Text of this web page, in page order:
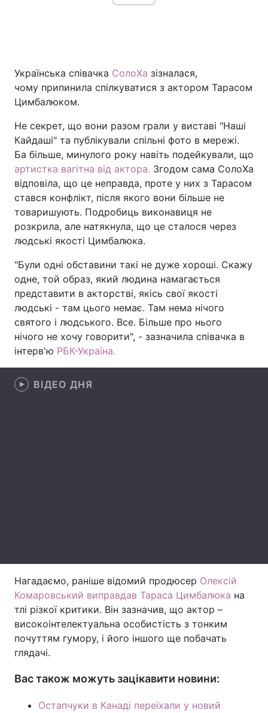
Головна
Україна
Економіка Світ
Спорт Наука
Техно і зв'язок Лайт
Зброя Інциденти
Здоров'я
Цікавинки Погода
Екологія Регіони
Лонгріди
Відео з Youtube
Інтерв'ю
Тема оформлення
Українська співачка СолоХа зізналася,
чому припинила спілкуватися з актором Тарасом
Цимбалюком.
Не секрет, що вони разом грали у виставі "Наші
Кайдаші" та публікували спільні фото в мережі.
Ба більше, минулого року навіть подейкували, що
артистка вагітна від актора. Згодом сама СолоХа
відповіла, що це неправда, проте у них з Тарасом
стався конфлікт, після якого вони більше не
товаришують. Подробиць виконавиця не
розкрила, але натякнула, що це сталося через
людські якості Цимбалюка.
"Були одні обставини такі не дуже хороші. Скажу
одне, той образ, який людина намагається
представити в акторстві, якісь свої якості
людські - там цього немає. Там нема нічого
святого і людського. Все. Більше про нього
нічого не хочу говорити", - зазначила співачка в
інтерв'ю РБК-Україна.
ВІДЕО ДНЯ
Нагадаємо, раніше відомий продюсер Олексій
Комаровський виправдав Тараса Цимбалюка на
тлі різкої критики. Він зазначив, що актор –
високоінтелектуальна особистість з тонким
почуттям гумору, і його іншого ще побачать
глядачі.
Вас також можуть зацікавити новини:
Остапчуки в Канаді переїхали у новий